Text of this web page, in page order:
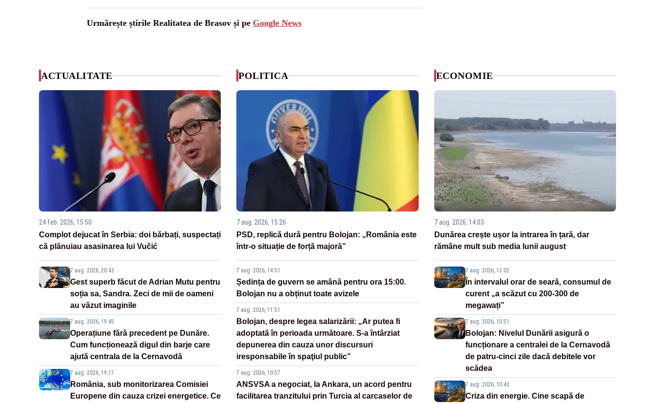
Urmărește știrile Realitatea de Brasov și pe Google News
ACTUALITATE
24 feb. 2026, 15:50
Complot dejucat în Serbia: doi bărbați, suspectați
că plănuiau asasinarea lui Vučić
7 aug. 2026, 20:43
Gest superb făcut de Adrian Mutu pentru
soția sa, Sandra. Zeci de mii de oameni
au văzut imaginile
7 aug. 2026, 19:45
Operațiune fără precedent pe Dunăre.
Cum funcționează digul din barje care
ajută centrala de la Cernavodă
7 aug. 2026, 19:17
România, sub monitorizarea Comisiei
Europene din cauza crizei energetice. Ce
POLITICA
7 aug. 2026, 15:26
PSD, replică dură pentru Bolojan: „România este
într-o situație de forță majoră”
7 aug. 2026, 14:51
Ședința de guvern se amână pentru ora 15:00.
Bolojan nu a obținut toate avizele
7 aug. 2026, 11:51
Bolojan, despre legea salarizării: „Ar putea fi
adoptată în perioada următoare. S-a întârziat
depunerea din cauza unor discursuri
iresponsabile în spaţiul public”
7 aug. 2026, 10:57
ANSVSA a negociat, la Ankara, un acord pentru
facilitarea tranzitului prin Turcia al carcaselor de
ECONOMIE
7 aug. 2026, 14:03
Dunărea crește ușor la intrarea în țară, dar
rămâne mult sub media lunii august
7 aug. 2026, 13:02
În intervalul orar de seară, consumul de
curent „a scăzut cu 200-300 de
megawați”
7 aug. 2026, 10:51
Bolojan: Nivelul Dunării asigură o
funcționare a centralei de la Cernavodă
de patru-cinci zile dacă debitele vor
scădea
7 aug. 2026, 10:43
Criza din energie. Cine scapă de